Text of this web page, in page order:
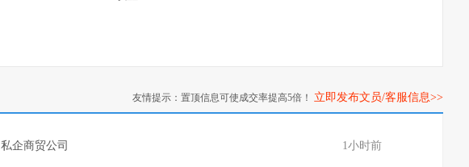
友情提示：置顶信息可使成交率提高5倍！ 立即发布文员/客服信息>>
1小时前
私企商贸公司